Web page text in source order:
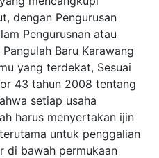
dengan Pengurusan
Pengurusnan atau
Baru Karawang
yang terdekat, Sesuai
43 tahun 2008 tentang
setiap usaha
harus menyertakan ijin
untuk penggalian
di bawah permukaan